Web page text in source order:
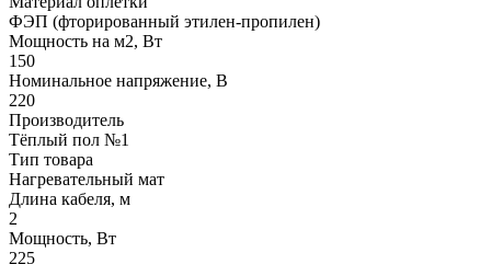
ФЭП (фторированный этилен-пропилен)
Мощность на м2, Вт
150
Номинальное напряжение, В
220
Производитель
Тёплый пол №1
Тип товара
Нагревательный мат
Длина кабеля, м
2
Мощность, Вт
225